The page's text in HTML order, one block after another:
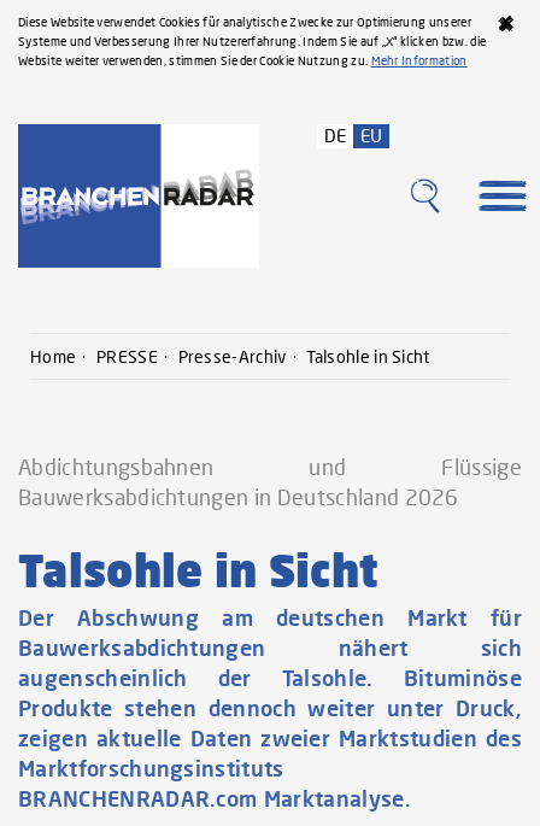
Diese Website verwendet Cookies für analytische Zwecke zur Optimierung unserer
Systeme und Verbesserung Ihrer Nutzererfahrung. Indem Sie auf „X“ klicken bzw. die
Website weiter verwenden, stimmen Sie der Cookie Nutzung zu. Mehr Information
DE EU
Home PRESSE Presse-Archiv Talsohle in Sicht
Abdichtungsbahnen und Flüssige
Bauwerksabdichtungen in Deutschland 2026
Talsohle in Sicht
Der Abschwung am deutschen Markt für
Bauwerksabdichtungen nähert sich
augenscheinlich der Talsohle. Bituminöse
Produkte stehen dennoch weiter unter Druck,
zeigen aktuelle Daten zweier Marktstudien des
Marktforschungsinstituts
BRANCHENRADAR.com Marktanalyse.